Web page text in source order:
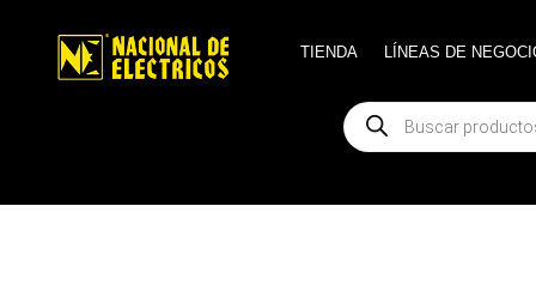
TIENDA LÍNEAS DE
Búsqueda
de
productos
TIENDA LÍNEAS DE
Búsqueda
de
productos